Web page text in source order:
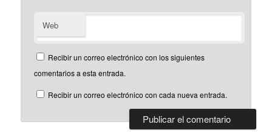
Web
Recibir un correo electrónico con los siguientes
comentarios a esta entrada.
Recibir un correo electrónico con cada nueva entrada.